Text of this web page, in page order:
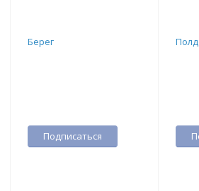
Берег
Подписаться